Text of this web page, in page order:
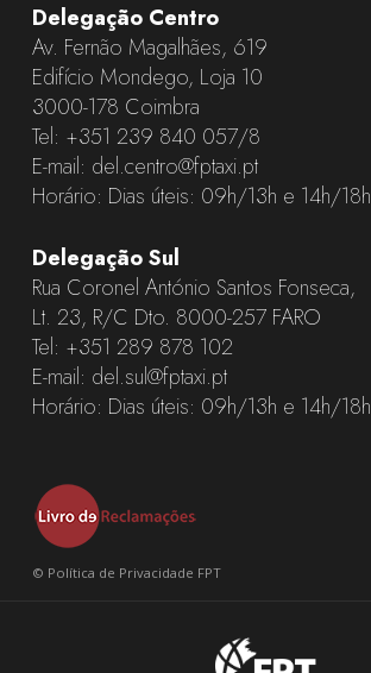
Delegação Centro
Av. Fernão Magalhães, 619
Edifício Mondego, Loja 10
3000-178 Coimbra
Tel: +351 239 840 057/8
E-mail: del.centro@fptaxi.pt
Horário: Dias úteis: 09h/13h e 14h/18h
Delegação Sul
Rua Coronel António Santos Fonseca,
Lt. 23, R/C Dto. 8000-257 FARO
Tel: +351 289 878 102
E-mail: del.sul@fptaxi.pt
Horário: Dias úteis: 09h/13h e 14h/18h
© Política de Privacidade FPT